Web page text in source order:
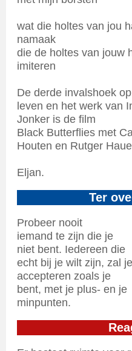
wat die holtes van jou
namaak
die de holtes van jouw
imiteren
De derde invalshoek
leven en het werk van
Jonker is de film
Black Butterflies met
Houten en Rutger
Eljan.
Ter
Probeer nooit
iemand te zijn die je
niet bent. Iedereen die
echt bij je wilt zijn, zal je
accepteren zoals je
bent, met je plus- en je
minpunten.